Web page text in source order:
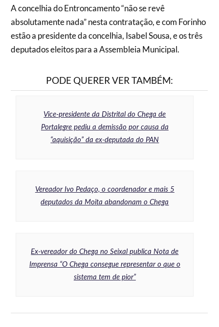
A concelhia do Entroncamento “não se revê
absolutamente nada” nesta contratação, e com Forinho
estão a presidente da concelhia, Isabel Sousa, e os três
deputados eleitos para a Assembleia Municipal.
PODE QUERER VER TAMBÉM:
Vice-presidente da Distrital do Chega de
Portalegre pediu a demissão por causa da
“aquisição” da ex-deputada do PAN
Vereador Ivo Pedaço, o coordenador e mais 5
deputados da Moita abandonam o Chega
Ex-vereador do Chega no Seixal publica Nota de
Imprensa “O Chega consegue representar o que o
sistema tem de pior”